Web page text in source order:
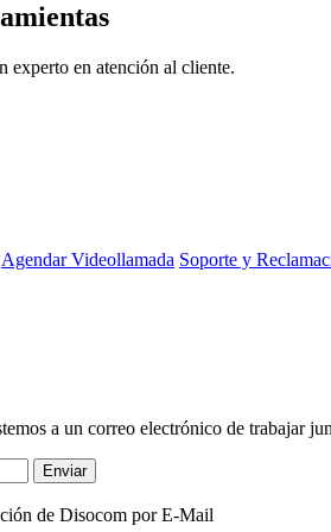
experto en atención al cliente.
Agendar Videollamada Soporte y
a un correo electrónico de trabajar
Enviar
de Disocom por E-Mail